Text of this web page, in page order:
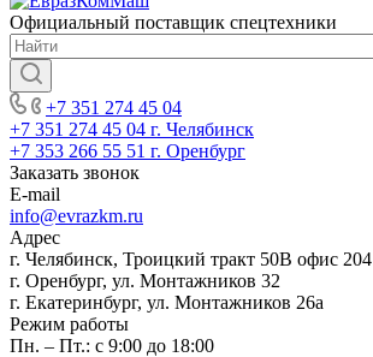
Официальный поставщик спецтехники
+7 351 274 45 04
+7 351 274 45 04 г. Челябинск
+7 353 266 55 51 г. Оренбург
Заказать звонок
E-mail
info@evrazkm.ru
Адрес
г. Челябинск, Троицкий тракт 50В офис 204
г. Оренбург, ул. Монтажников 32
г. Екатеринбург, ул. Монтажников 26а
Режим работы
Пн. – Пт.: с 9:00 до 18:00